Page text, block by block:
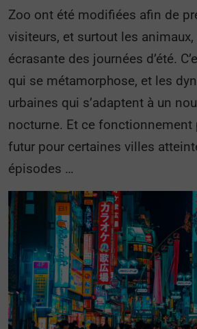
Zoo ont été modifiées afin de
visiteurs, et surtout les
écrasante des journées d’été.
qui se métamorphose, et les
urbaines qui s’adaptent à un
nocturne. Et ce fonctionnement
futur pour certaines villes
épisodes …